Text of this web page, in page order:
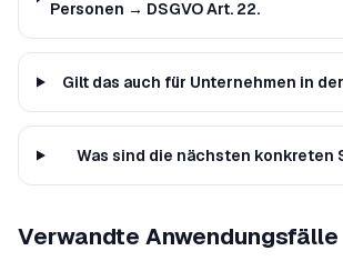
Personen → DSGVO Art. 22.
Gilt das auch für Unternehmen in
Was sind die nächsten konkreten
Verwandte Anwendungsfälle